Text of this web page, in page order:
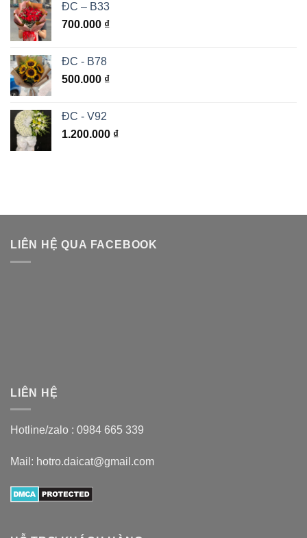
ĐC – B33
700.000 ₫
ĐC - B78
500.000 ₫
ĐC - V92
1.200.000 ₫
LIÊN HỆ QUA FACEBOOK
LIÊN HỆ
Hotline/zalo : 0984 665 339
Mail: hotro.daicat@gmail.com